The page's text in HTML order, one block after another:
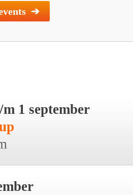
➔
1 september